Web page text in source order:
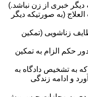
خبری از زن نباشد.)
(به صورتیکه دیگر
زناشویی (تمکین
حکم الزام به تمکین
که به تشخیص دادگاه به
و ادامه زندگی